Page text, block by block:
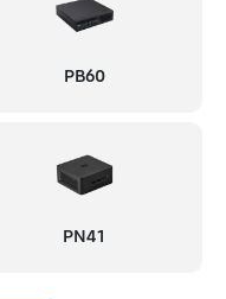
PB60
PN41